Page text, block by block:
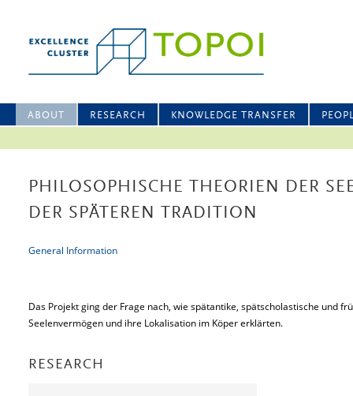
ABOUT RESEARCH KNOWLEDGE TRANSFER
PHILOSOPHISCHE THEORIEN DER
DER SPÄTEREN TRADITION
General Information
Das Projekt ging der Frage nach, wie spätantike, spätscholastische und
Seelenvermögen und ihre Lokalisation im Köper erklärten.
RESEARCH